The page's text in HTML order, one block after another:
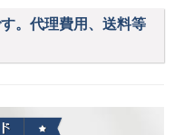
。代理費用、送料等